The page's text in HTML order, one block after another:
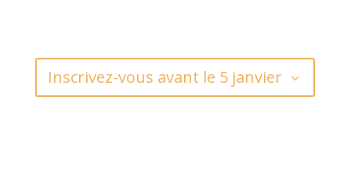
Inscrivez-vous avant le 5 janvier